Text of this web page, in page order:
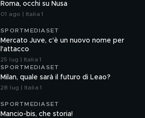
Roma, occhi su Nusa
01 ago | Italia 1
SPORTMEDIASET
Mercato Juve, c'è un nuovo nome per
l'attacco
25 lug | Italia 1
SPORTMEDIASET
Milan, quale sarà il futuro di Leao?
28 lug | Italia 1
SPORTMEDIASET
Mancio-bis, che storia!